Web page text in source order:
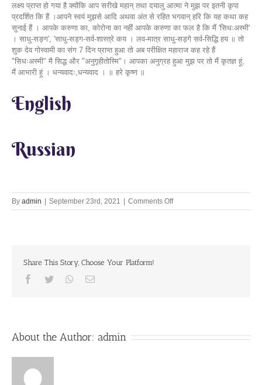
लक्ष्य प्राप्त हो गया है क्योंकि आप सरीखे महान् तथा दयालु आत्मा ने मुझ पर इतनी कृपा
प्रदर्शित कि हैं ।आपने स्वयं मुझसे आदि अथवा अंत से रहित भगवान् हरि कि यह कथा कह
सुनाई हैं । आपके करुणा का, कोरोना का नहीं आपके करुणा का फल है कि मैं 'सिधःअस्मी'
। साधु-सङ्ग', 'साधु-सड्ग-सर्व-शास्त्रे कय । लव-मात्र साधु-सड़गे सर्व-सिद्धि हय ॥ तो
शुक देव गोस्वामी का संग 7 दिन प्राप्त हुआ तो अब परीक्षित महाराज कह रहे हैं
"सिधःअस्मी" मै सिद्ध और "अनुगृहीतोस्मि"। आपका अनुग्रह हुआ मुझ पर तो मैं कृतज्ञ हूं,
मैं आभारी हूं । धन्यवादः,धन्यवाद । ॥ हरे कृष्ण ॥
English
Russian
By admin | September 23rd, 2021 | Comments Offon
Lets
Share This Story, Choose Your Platform!
Facebook
Twitter Whatsapp
Email
About the Author: admin